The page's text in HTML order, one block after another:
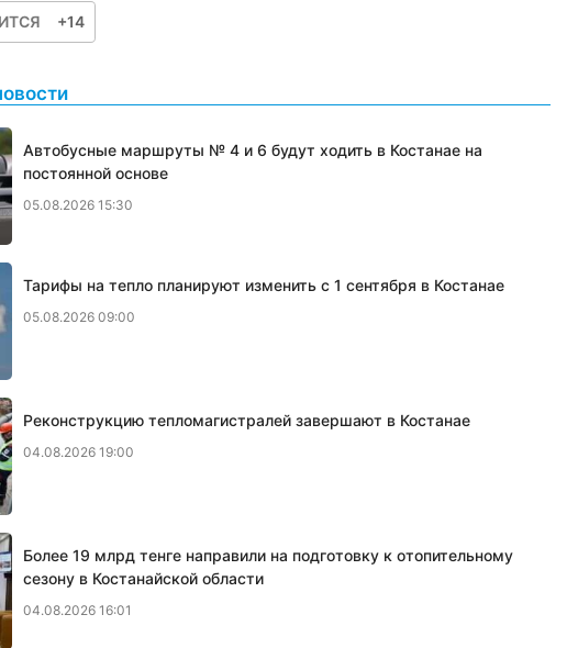
+14
Автобусные маршруты № 4 и 6 будут ходить в Костанае на
постоянной основе
05.08.2026 15:30
Тарифы на тепло планируют изменить с 1 сентября в Костанае
05.08.2026 09:00
Реконструкцию тепломагистралей завершают в Костанае
04.08.2026 19:00
Более 19 млрд тенге направили на подготовку к отопительному
сезону в Костанайской области
04.08.2026 16:01